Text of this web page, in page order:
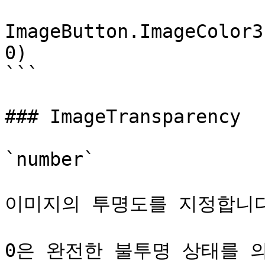
0)
```
### ImageTransparency
`number`
이미지의 투명도를 지정합니
0은 완전한 불투명 상태를